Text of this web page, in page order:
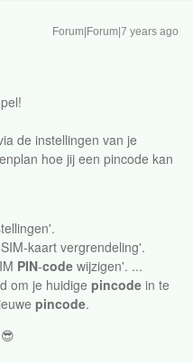
Forum|Forum|7 years ago
de instellingen van je
hoe jij een pincode kan
kaart vergrendeling'.
PIN-code wijzigen'. ...
om je huidige pincode in te
pincode.